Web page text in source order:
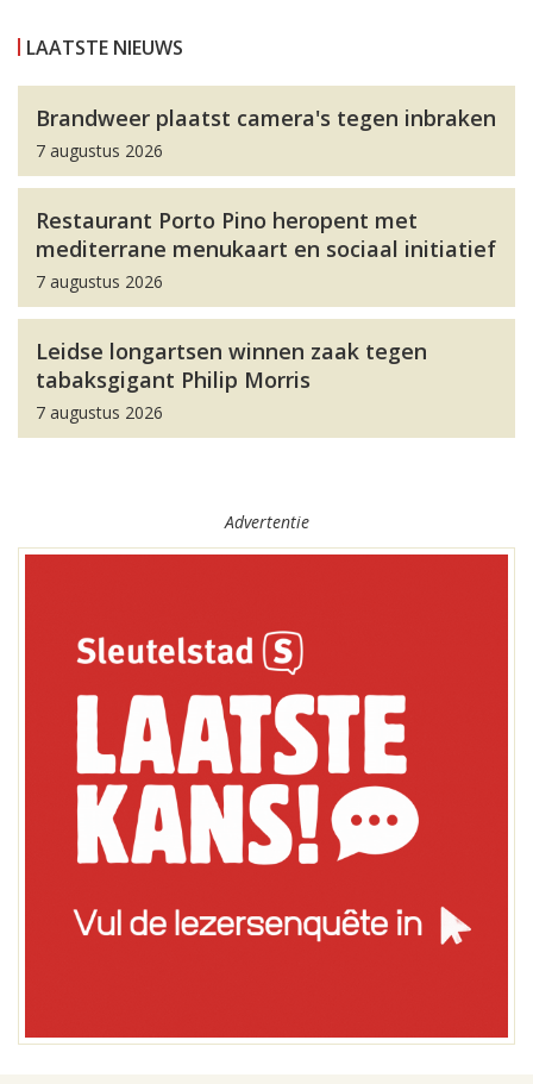
LAATSTE NIEUWS
Brandweer plaatst camera's tegen inbraken
7 augustus 2026
Restaurant Porto Pino heropent met
mediterrane menukaart en sociaal initiatief
7 augustus 2026
Leidse longartsen winnen zaak tegen
tabaksgigant Philip Morris
7 augustus 2026
Advertentie